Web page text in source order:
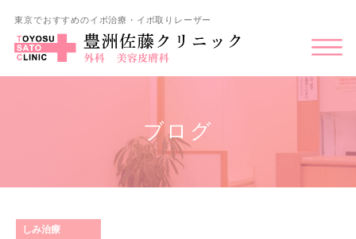
東京でおすすめのイボ治療・イボ取りレーザー
ブログ
しみ治療